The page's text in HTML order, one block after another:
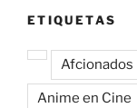
ETIQUETAS
Afcionados
Anime en Cine